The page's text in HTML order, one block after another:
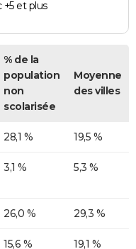
+5 et plus
% de la
population
non
scolarisée
Moyenne
des villes
28,1 % 19,5 %
3,1 % 5,3 %
26,0 % 29,3 %
15,6 % 19,1 %